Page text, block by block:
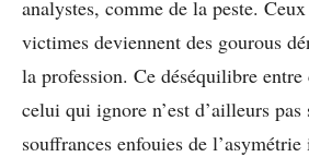
analystes, comme de la peste.
victimes deviennent des gourous
la profession. Ce déséquilibre
celui qui ignore n’est d’ailleurs pas
souffrances enfouies de